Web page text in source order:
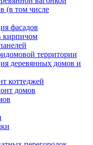
(в том числе
фасадов
кирпичом
территории
деревянных домов и
коттеджей
домов